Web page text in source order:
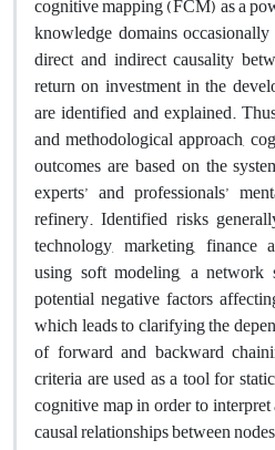
knowledge domains
direct and indirect causality
return on investment in the
are identified and explained.
and methodological approach,
outcomes are based on the
experts’ and professionals’
refinery. Identified risks
technology, marketing,
using soft modeling, a network
potential negative factors
which leads to clarifying the
of forward and backward
criteria are used as a tool for
cognitive map in order to
causal relationships between